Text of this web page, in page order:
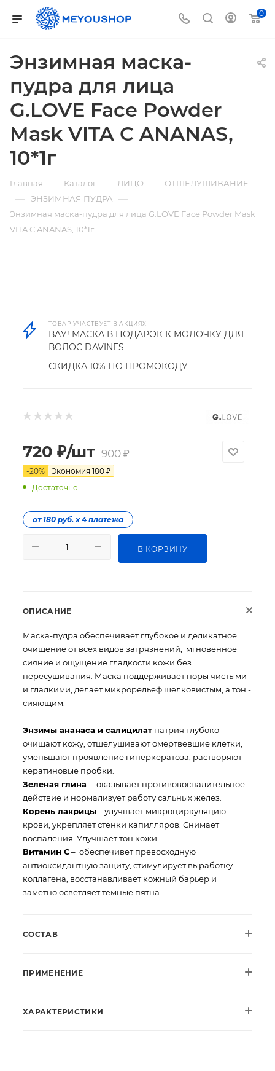
0
Энзимная маска-
пудра для лица
G.LOVE Face Powder
Mask VITA C ANANAS,
10*1г
Главная — Каталог — ЛИЦО — ОТШЕЛУШИВАНИЕ
— ЭНЗИМНАЯ ПУДРА —
Энзимная маска-пудра для лица G.LOVE Face Powder Mask
VITA C ANANAS, 10*1г
ТОВАР УЧАСТВУЕТ В АКЦИЯХ
ВАУ! МАСКА В ПОДАРОК К МОЛОЧКУ ДЛЯ
ВОЛОС DAVINES
СКИДКА 10% ПО ПРОМОКОДУ
720 ₽/шт 900₽
-20% Экономия 180 ₽
Достаточно
от 180 руб. х 4 платежа
В КОРЗИНУ
ОПИСАНИЕ
Маска-пудра обеспечивает глубокое и деликатное
очищение от всех видов загрязнений, мгновенное
сияние и ощущение гладкости кожи без
пересушивания. Маска поддерживает поры чистыми
и гладкими, делает микрорельеф шелковистым, а тон -
сияющим.
Энзимы ананаса и салицилат натрия глубоко
очищают кожу, отшелушивают омертвевшие клетки,
уменьшают проявление гиперкератоза, растворяют
кератиновые пробки.
Зеленая глина – оказывает противовоспалительное
действие и нормализует работу сальных желез.
Корень лакрицы– улучшает микроциркуляцию
крови, укрепляет стенки капилляров. Снимает
воспаления. Улучшает тон кожи.
Витамин С– обеспечивет превосходную
антиоксидантную защиту, стимулирует выработку
коллагена, восстанавливает кожный барьер и
заметно осветляет темные пятна.
СОСТАВ
ПРИМЕНЕНИЕ
ХАРАКТЕРИСТИКИ